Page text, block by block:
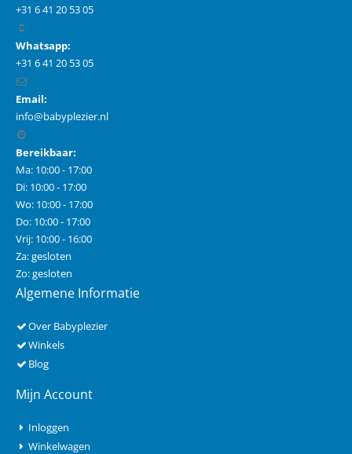
+31 6 41 20 53 05
Whatsapp:
+31 6 41 20 53 05
Email:
info@babyplezier.nl
Bereikbaar:
Ma: 10:00 - 17:00
Di: 10:00 - 17:00
Wo: 10:00 - 17:00
Do: 10:00 - 17:00
Vrij: 10:00 - 16:00
Za: gesloten
Zo: gesloten
Algemene Informatie
Over Babyplezier
Winkels
Blog
Mijn Account
Inloggen
Winkelwagen